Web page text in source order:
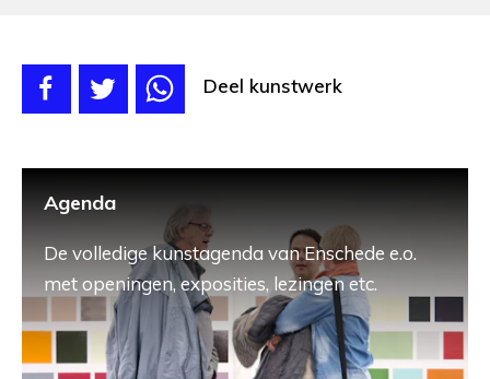
Deel kunstwerk
Agenda
De volledige kunstagenda van Enschede e.o.
met openingen, exposities, lezingen etc.